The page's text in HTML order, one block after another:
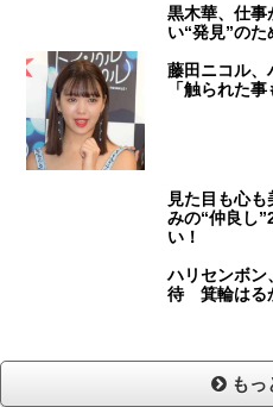
黒木華、仕
い“発見”のた
藤田ニコル、
「触られた
見た目も心
みの“仲良し
い！
ハリセンボン
待 箕輪はる
もっ